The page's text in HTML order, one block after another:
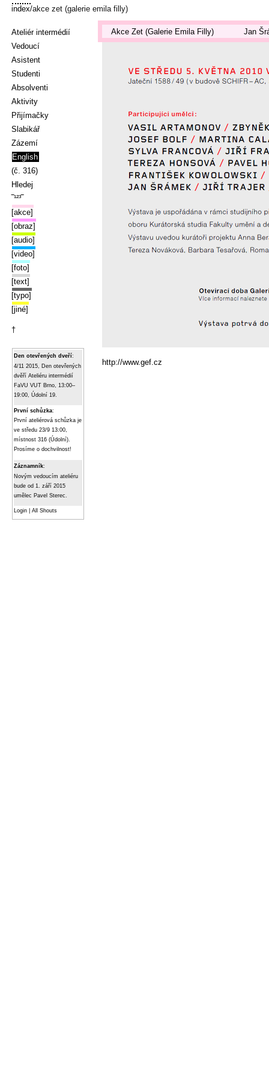
index/akce zet (galerie emila filly)
Ateliér intermédií
Vedoucí
Asistent
Studenti
Absolventi
Aktivity
Přijímačky
Slabikář
Zázemí
English
(č. 316)
Hledej
‾¹²³‾
[akce]
[obraz]
[audio]
[video]
[foto]
[text]
[typo]
[jiné]
†
Den otevřených dveří:
4/11 2015, Den otevřených
dvěří Ateliéru intermédií
FaVU VUT Brno, 13:00–
19:00, Údolní 19.
První schůzka:
První ateliérová schůzka je
ve středu 23/9 13:00,
místnost 316 (Údolní).
Prosíme o dochvilnost!
Záznamník:
Novým vedoucím ateliéru
bude od 1. září 2015
umělec Pavel Sterec.
Login All Shouts
Akce Zet (Galerie Emila Filly) Jan
http://www.gef.cz